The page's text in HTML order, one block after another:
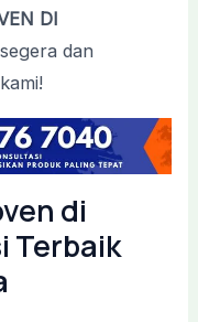
DI
dan
di
Terbaik